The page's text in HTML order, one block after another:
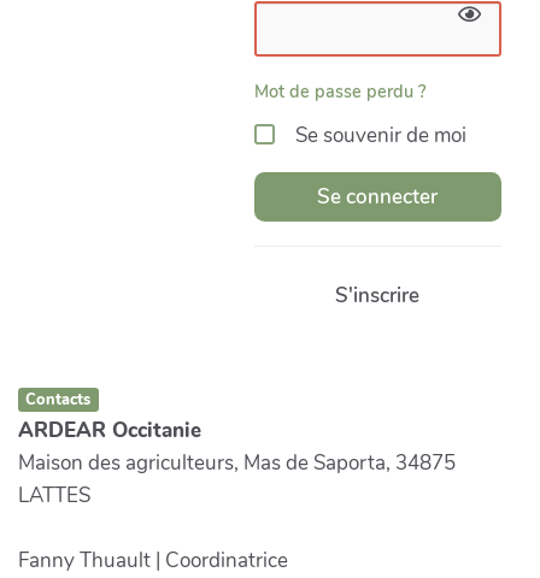
Mot de passe perdu ?
Se souvenir de moi
Se connecter
S'inscrire
Contacts
ARDEAR Occitanie
Maison des agriculteurs, Mas de Saporta, 34875
LATTES
Fanny Thuault | Coordinatrice